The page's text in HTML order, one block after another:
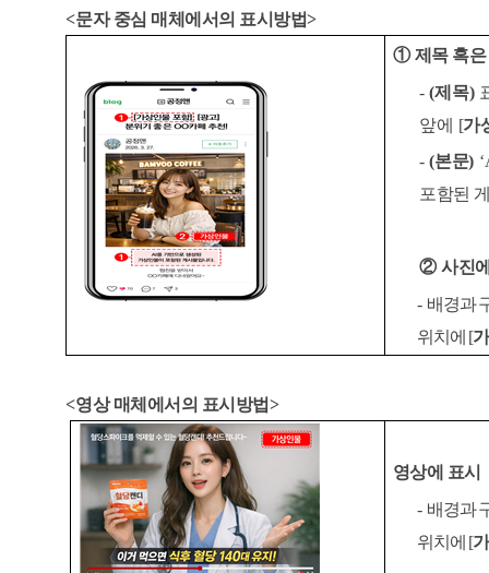
<문자 중심 매체에서의 표시방법>
①제목 혹
-(제목)
앞에 [가
-(본문)
포함된
②사진
- 배경과
위치에 [
<영상 매체에서의 표시방법>
영상에 표시
- 배경과
위치에 [